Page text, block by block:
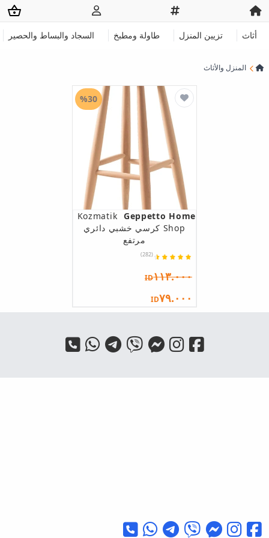
أثاث تزيين المنزل طاولة ومطبخ السجاد والبساط والحصير
المنزل والأثاث
Geppetto Home
Kozmatik
Shop كرسي خشبي دائري
مرتفع
(282)
ID١١٣.٠٠٠
ID٧٩.٠٠٠
%30